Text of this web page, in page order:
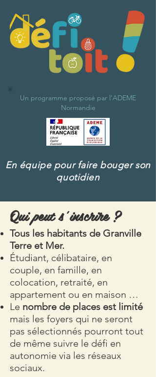
Un programme proposé par l'ADEME
Normandie
En équipe pour faire bouger son
quotidien
Qui peut s’inscrire ?
Tous les habitants de Granville
Terre et Mer.
Étudiant, célibataire, en
couple, en famille, en
colocation, retraité, en
appartement ou en maison …
Le nombre de places est limité
mais les foyers qui ne seront
pas sélectionnés pourront tout
de même suivre le défi en
autonomie via les réseaux
sociaux.